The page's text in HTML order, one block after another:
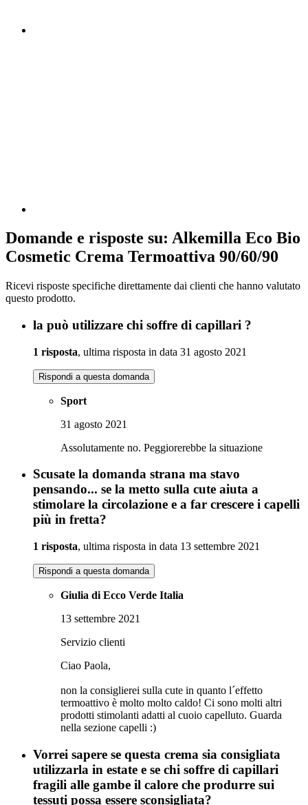
Domande e risposte su: Alkemilla Eco Bio
Cosmetic Crema Termoattiva 90/60/90
Ricevi risposte specifiche direttamente dai clienti che hanno valutato
questo prodotto.
la può utilizzare chi soffre di capillari ?
1 risposta, ultima risposta in data 31 agosto 2021
Rispondi a questa domanda
Sport
31 agosto 2021
Assolutamente no. Peggiorerebbe la situazione
Scusate la domanda strana ma stavo
pensando... se la metto sulla cute aiuta a
stimolare la circolazione e a far crescere i capelli
più in fretta?
1 risposta, ultima risposta in data 13 settembre 2021
Rispondi a questa domanda
Giulia di Ecco Verde Italia
13 settembre 2021
Servizio clienti
Ciao Paola,
non la consiglierei sulla cute in quanto l´effetto
termoattivo è molto molto caldo! Ci sono molti altri
prodotti stimolanti adatti al cuoio capelluto. Guarda
nella sezione capelli :)
Vorrei sapere se questa crema sia consigliata
utilizzarla in estate e se chi soffre di capillari
fragili alle gambe il calore che produrre sui
tessuti possa essere sconsigliata?